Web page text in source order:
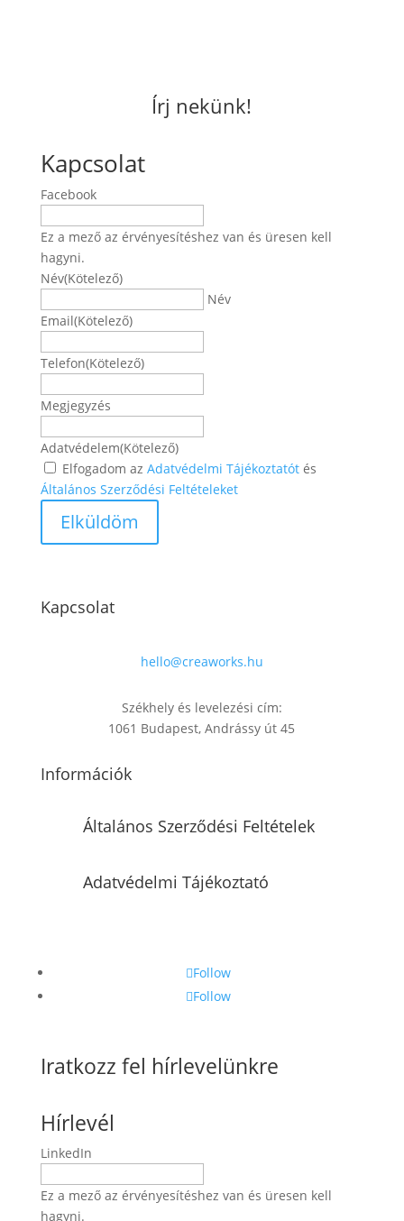
Írj nekünk!
Kapcsolat
Facebook
Ez a mező az érvényesítéshez van és üresen kell
hagyni.
Név(Kötelező)
Név
Email(Kötelező)
Telefon(Kötelező)
Megjegyzés
Adatvédelem(Kötelező)
Elfogadom az Adatvédelmi Tájékoztatótés
Általános Szerződési Feltételeket
Kapcsolat
hello@creaworks.hu
Székhely és levelezési cím:
1061 Budapest, Andrássy út 45
Információk
Általános Szerződési Feltételek
Adatvédelmi Tájékoztató
Follow
Follow
Iratkozz fel hírlevelünkre
Hírlevél
LinkedIn
Ez a mező az érvényesítéshez van és üresen kell
hagyni.